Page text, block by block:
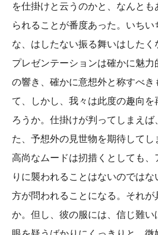
を仕掛けと云うのかと、なんと
られることが番度あった。いちい
な、はしたない振る舞いはした
プレゼンテーションは確かに魅
の響き、確かに意想外と称すべき
て、しかし、我々は此度の趣向
ろうか。仕掛けが判ってしまえば
た、予想外の見世物を期待して
高尚なムードは扨措くとしても、
りに襲われることはないのでは
方が問われることになる。それが
か。但し、彼の服には、信じ難い